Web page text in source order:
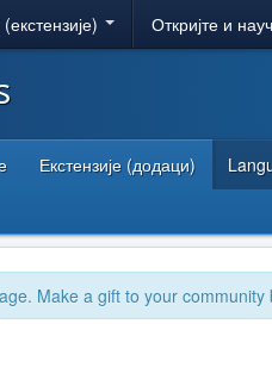
Откријте и
Екстензије (додаци)
Make a gift to your community